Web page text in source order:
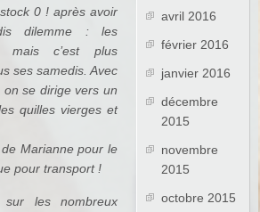
0 ! après avoir
dilemme : les
mais c’est plus
ses samedis. Avec
on se dirige vers un
quilles vierges et
Marianne pour le
pour transport !
sur les nombreux
avril 2016
février 2016
janvier 2016
décembre
2015
novembre
2015
octobre 2015